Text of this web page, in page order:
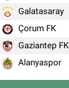
Galatasaray
Çorum FK
Gaziantep FK
Alanyaspor